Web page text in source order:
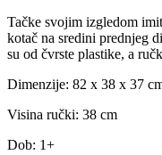
Tačke svojim izgledom
kotač na sredini prednjeg
su od čvrste plastike, a
Dimenzije: 82 x 38 x 37
Visina ručki: 38 cm
Dob: 1+